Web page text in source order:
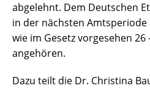
abgelehnt. Dem Deutschen
in der nächsten
wie im Gesetz vorgesehen
angehören.
Dazu teilt die Dr. Christina